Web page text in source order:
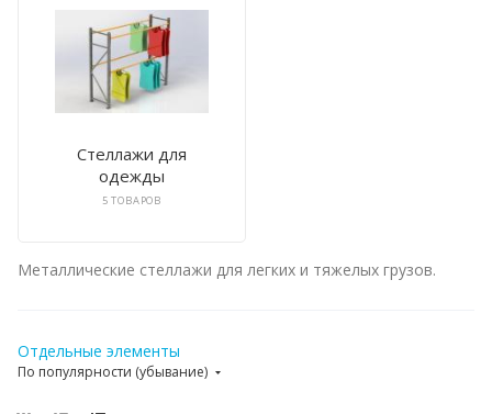
Стеллажи для
одежды
5 ТОВАРОВ
Металлические стеллажи для легких и тяжелых грузов.
Отдельные элементы
По популярности (убывание)